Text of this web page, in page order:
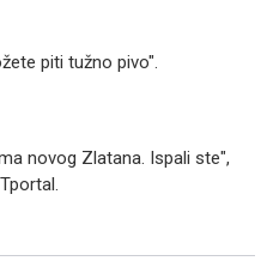
piti tužno pivo".
novog Zlatana. Ispali ste",